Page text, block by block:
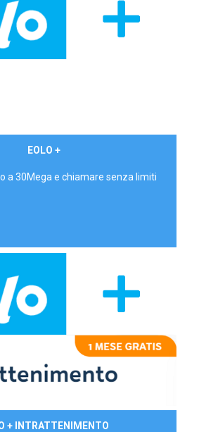
EOLO +
a 30Mega e chiamare senza limiti
+ INTRATTENIMENTO